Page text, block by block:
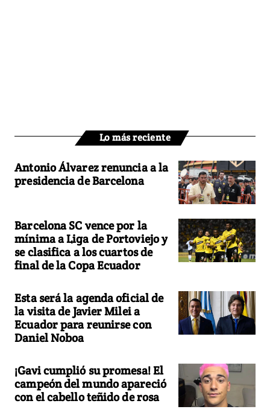
Lo más reciente
Antonio Álvarez renuncia a la
presidencia de Barcelona
Barcelona SC vence por la
mínima a Liga de Portoviejo y
se clasifica a los cuartos de
final de la Copa Ecuador
Esta será la agenda oficial de
la visita de Javier Milei a
Ecuador para reunirse con
Daniel Noboa
¡Gavi cumplió su promesa! El
campeón del mundo apareció
con el cabello teñido de rosa